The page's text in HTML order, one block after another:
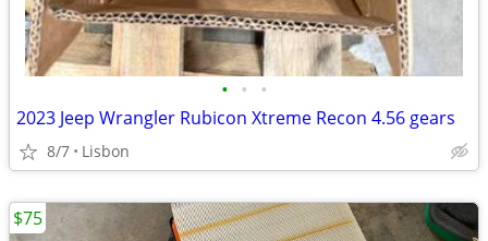
• • •
2023 Jeep Wrangler Rubicon Xtreme Recon 4.56 gears
8/7 Lisbon
$75